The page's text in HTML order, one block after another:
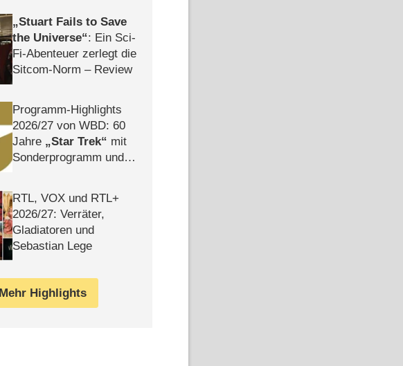
Stuart Fails to Save
the Universe : Ein Sci-
Fi-Abenteuer zerlegt die
Sitcom-Norm – Review
Programm-Highlights
2026/​27 von WBD: 60
Jahre
Star Trek
mit
Sonderprogramm und
RTL, VOX und RTL+
2026/​27: Verräter,
Gladiatoren und
Sebastian Lege
Mehr Highlights